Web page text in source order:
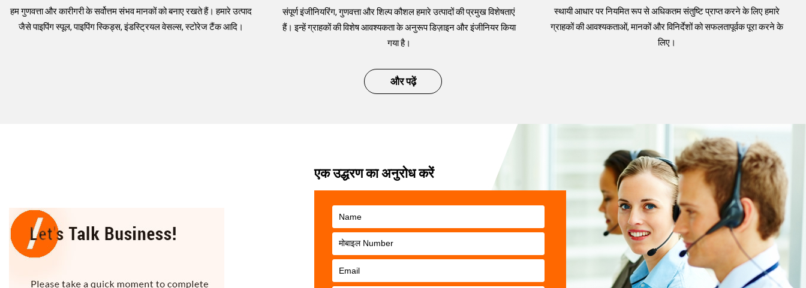
हम गुणवत्ता और कारीगरी के सर्वोत्तम संभव मानकों को बनाए रखते हैं। हमारे उत्पाद
जैसे पाइपिंग स्पूल, पाइपिंग स्किड्स, इंडस्ट्रियल वेसल्स, स्टोरेज टैंक आदि।
संपूर्ण इंजीनियरिंग, गुणवत्ता और शिल्प कौशल हमारे उत्पादों की प्रमुख विशेषताएं
हैं। इन्हें ग्राहकों की विशेष आवश्यकता के अनुरूप डिज़ाइन और इंजीनियर किया
गया है।
स्थायी आधार पर नियमित रूप से अधिकतम संतुष्टि प्राप्त करने के लिए हमारे
ग्राहकों की आवश्यकताओं, मानकों और विनिर्देशों को सफलतापूर्वक पूरा करने के
लिए।
और पढ़ें
एक उद्धरण का अनुरोध करें